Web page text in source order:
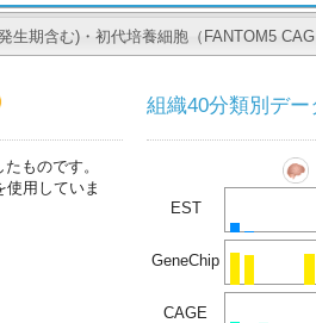
生期含む)・初代培養細胞（FANTOM5
ものです。
用していま
組織40分類別デー
EST
GeneChip
CAGE